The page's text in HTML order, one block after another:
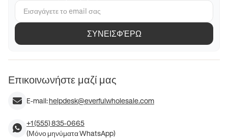
ΣΥΝΕΙΣΦΈΡΩ
Επικοινωνήστε μαζί μας
E-mail:helpdesk@everfulwholesale.com
+1 (555) 835-0665
(Μόνο μηνύματα WhatsApp)